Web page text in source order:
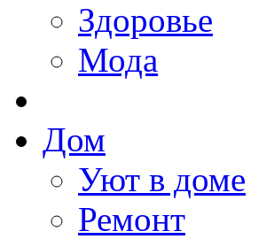
Здоровье
Мода
Дом
Уют в доме
Ремонт